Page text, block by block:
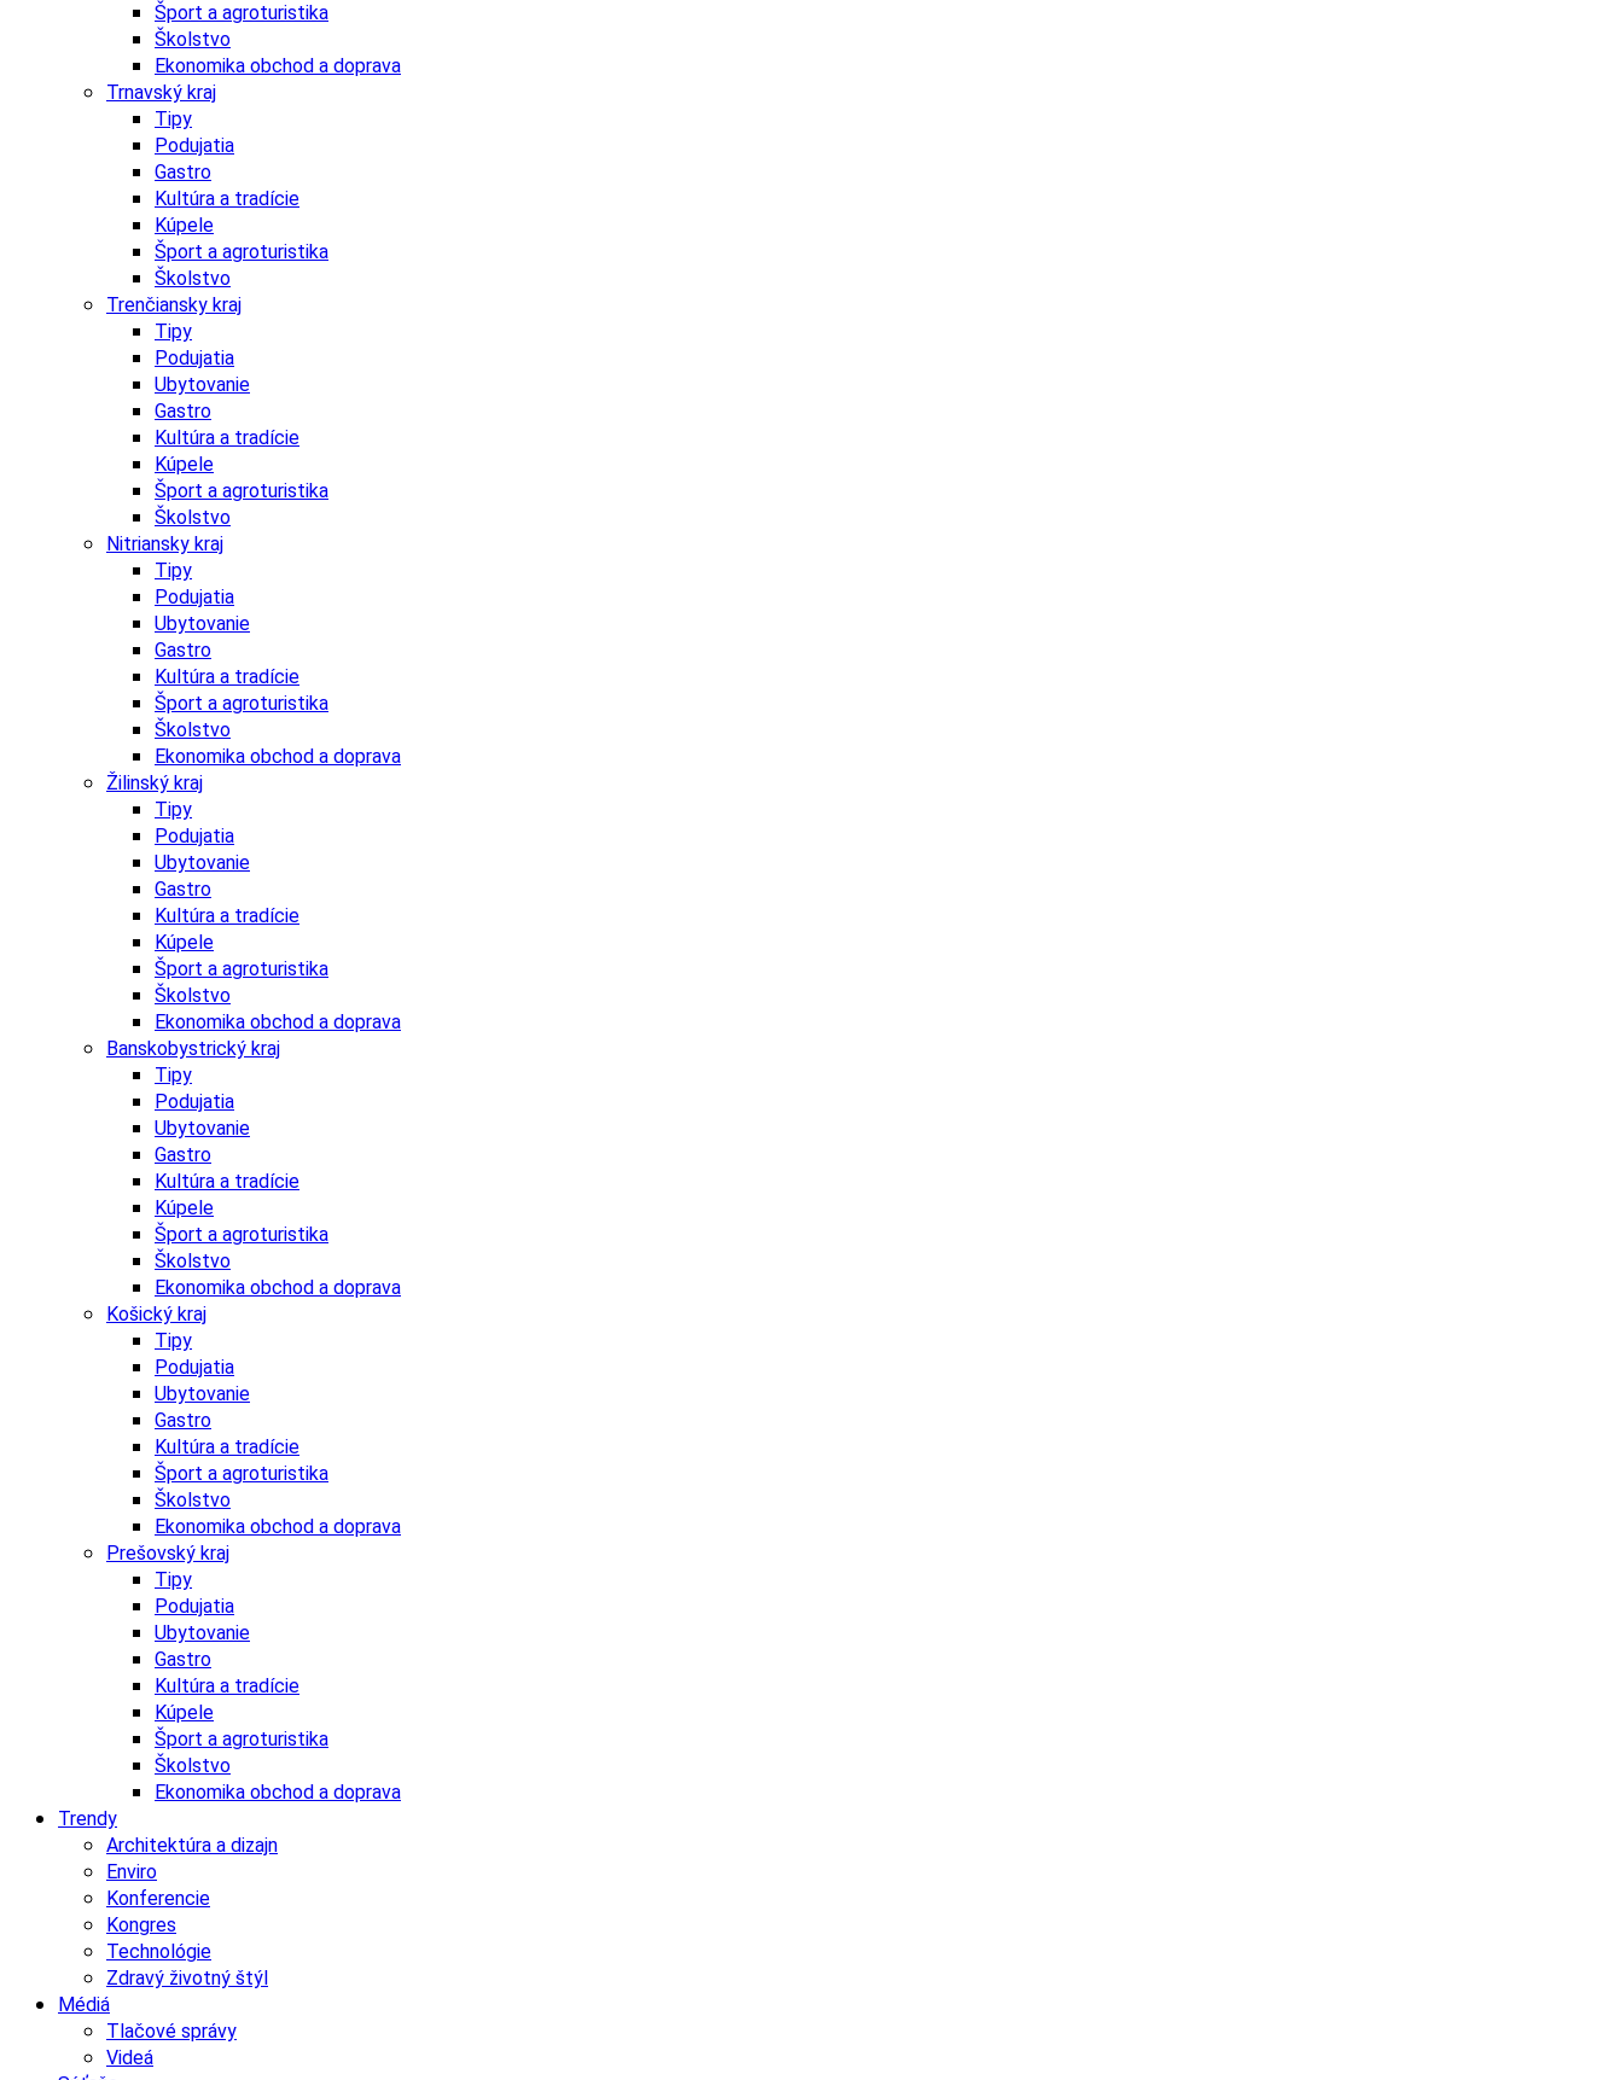
Šport a agroturistika
Školstvo
Ekonomika obchod a doprava
Trnavský kraj
Tipy
Podujatia
Gastro
Kultúra a tradície
Kúpele
Šport a agroturistika
Školstvo
Trenčiansky kraj
Tipy
Podujatia
Ubytovanie
Gastro
Kultúra a tradície
Kúpele
Šport a agroturistika
Školstvo
Nitriansky kraj
Tipy
Podujatia
Ubytovanie
Gastro
Kultúra a tradície
Šport a agroturistika
Školstvo
Ekonomika obchod a doprava
Žilinský kraj
Tipy
Podujatia
Ubytovanie
Gastro
Kultúra a tradície
Kúpele
Šport a agroturistika
Školstvo
Ekonomika obchod a doprava
Banskobystrický kraj
Tipy
Podujatia
Ubytovanie
Gastro
Kultúra a tradície
Kúpele
Šport a agroturistika
Školstvo
Ekonomika obchod a doprava
Košický kraj
Tipy
Podujatia
Ubytovanie
Gastro
Kultúra a tradície
Šport a agroturistika
Školstvo
Ekonomika obchod a doprava
Prešovský kraj
Tipy
Podujatia
Ubytovanie
Gastro
Kultúra a tradície
Kúpele
Šport a agroturistika
Školstvo
Ekonomika obchod a doprava
Trendy
Architektúra a dizajn
Enviro
Konferencie
Kongres
Technológie
Zdravý životný štýl
Médiá
Tlačové správy
Videá